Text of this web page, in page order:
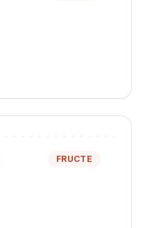
FRUCTE